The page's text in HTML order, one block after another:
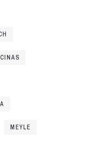
MEYLE